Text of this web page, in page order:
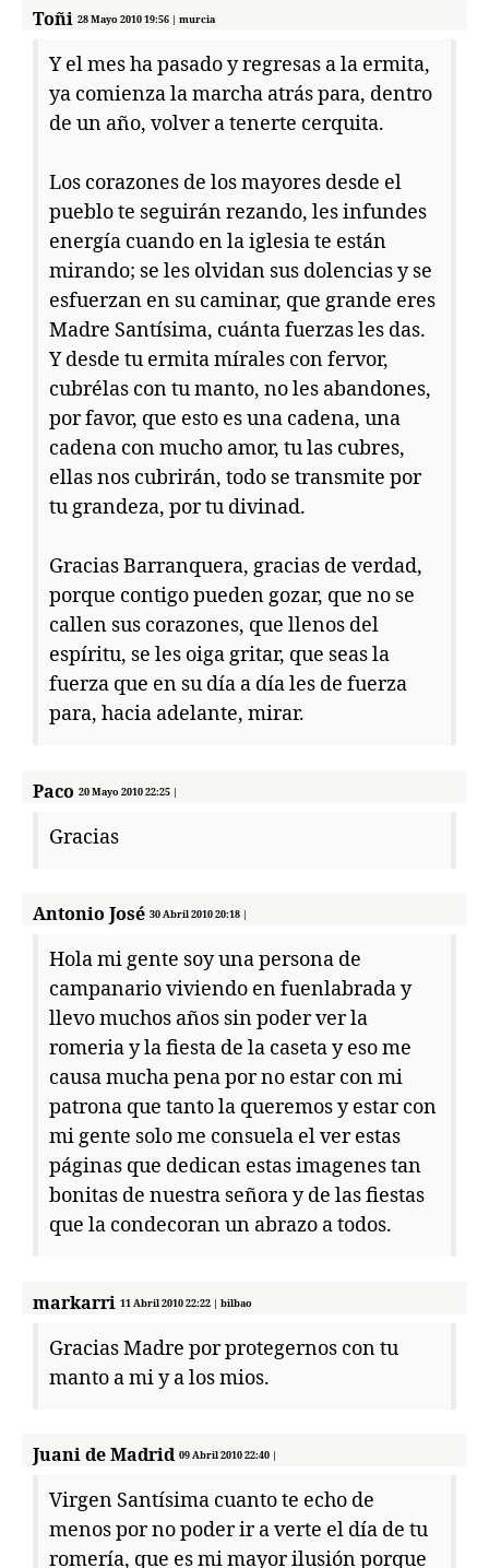
Toñi 28 Mayo 2010 19:56 | murcia
Y el mes ha pasado y regresas a la ermita,
ya comienza la marcha atrás para, dentro
de un año, volver a tenerte cerquita.
Los corazones de los mayores desde el
pueblo te seguirán rezando, les infundes
energía cuando en la iglesia te están
mirando; se les olvidan sus dolencias y se
esfuerzan en su caminar, que grande eres
Madre Santísima, cuánta fuerzas les das.
Y desde tu ermita mírales con fervor,
cubrélas con tu manto, no les abandones,
por favor, que esto es una cadena, una
cadena con mucho amor, tu las cubres,
ellas nos cubrirán, todo se transmite por
tu grandeza, por tu divinad.
Gracias Barranquera, gracias de verdad,
porque contigo pueden gozar, que no se
callen sus corazones, que llenos del
espíritu, se les oiga gritar, que seas la
fuerza que en su día a día les de fuerza
para, hacia adelante, mirar.
Paco 20 Mayo 2010 22:25 |
Gracias
Antonio José 30 Abril 2010 20:18 |
Hola mi gente soy una persona de
campanario viviendo en fuenlabrada y
llevo muchos años sin poder ver la
romeria y la fiesta de la caseta y eso me
causa mucha pena por no estar con mi
patrona que tanto la queremos y estar con
mi gente solo me consuela el ver estas
páginas que dedican estas imagenes tan
bonitas de nuestra señora y de las fiestas
que la condecoran un abrazo a todos.
markarri 11 Abril 2010 22:22 | bilbao
Gracias Madre por protegernos con tu
manto a mi y a los mios.
Juani de Madrid 09 Abril 2010 22:40 |
Virgen Santísima cuanto te echo de
menos por no poder ir a verte el día de tu
romería, que es mi mayor ilusión porque